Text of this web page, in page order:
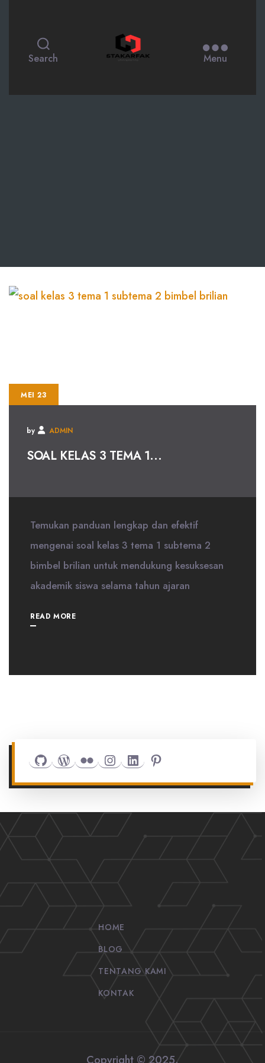
Search Menu
MEI 23
by ADMIN
SOAL KELAS 3 TEMA 1...
Temukan panduan lengkap dan efektif
mengenai soal kelas 3 tema 1 subtema 2
bimbel brilian untuk mendukung kesuksesan
akademik siswa selama tahun ajaran
READ MORE
GithubWordPress
FlickrInstagram
LinkedInPinterest
HOME
BLOG
TENTANG KAMI
KONTAK